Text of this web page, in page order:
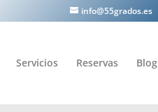
info@55grados.es
Servicios Reservas Blog